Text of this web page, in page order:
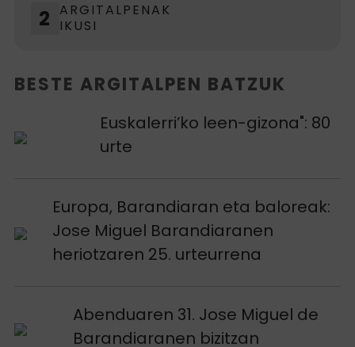
2
ARGITALPENAK
IKUSI
BESTE ARGITALPEN BATZUK
Euskalerri’ko leen-gizona": 80
urte
Argitalpena ikusi
Europa, Barandiaran eta baloreak:
Jose Miguel Barandiaranen
heriotzaren 25. urteurrena
Argitalpena ikusi
Abenduaren 31. Jose Miguel de
Barandiaranen bizitzan
Argitalpena ikusi